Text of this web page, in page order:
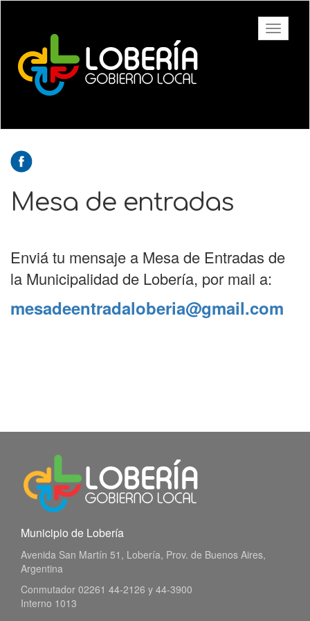
principal
Toggle
Mesa de entradas
Enviá tu mensaje a Mesa de Entradas de
la Municipalidad de Lobería, por mail a:
mesadeentradaloberia@gmail.com
Municipio de Lobería
Avenida San Martín 51, Lobería, Prov. de Buenos Aires,
Argentina
Conmutador 02261 44-2126 y 44-3900
Interno 1013